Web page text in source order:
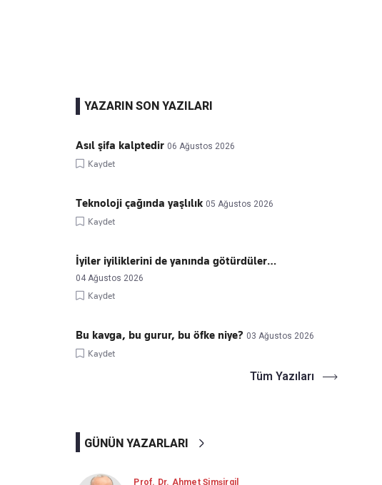
YAZARIN SON YAZILARI
Asıl şifa kalptedir 06 Ağustos 2026
Kaydet
Teknoloji çağında yaşlılık 05 Ağustos 2026
Kaydet
İyiler iyiliklerini de yanında götürdüler…
04 Ağustos 2026
Kaydet
Bu kavga, bu gurur, bu öfke niye? 03 Ağustos 2026
Kaydet
Tüm Yazıları
GÜNÜN YAZARLARI
Prof. Dr. Ahmet Şimşirgil